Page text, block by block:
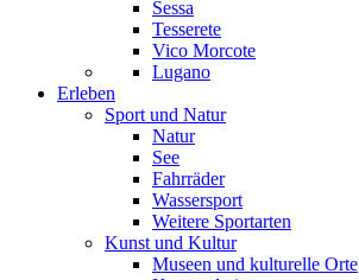
Sessa
Tesserete
Vico Morcote
Lugano
Erleben
Sport und Natur
Natur
See
Fahrräder
Wassersport
Weitere Sportarten
Kunst und Kultur
Museen und kulturelle Orte